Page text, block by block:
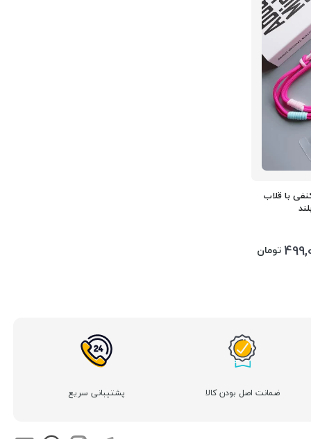
با قلاب
تومان
ضمانت اصل بودن کالا پشتیبانی سریع